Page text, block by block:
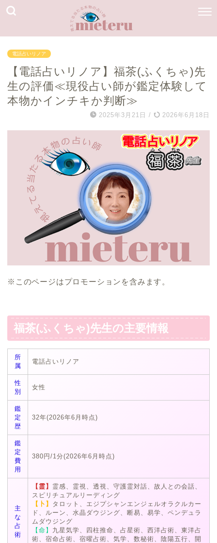
電話占いリノア
【電話占いリノア】福茶(ふくちゃ)先
生の評価≪現役占い師が鑑定体験して
本物かインチキか判断≫
2025年3月21日 / 2026年6月18日
※このページはプロモーションを含みます。
福茶(ふくちゃ)先生の主要情報
所
属
電話占いリノア
性
別
女性
鑑
定
歴
32年(2026年6月時点)
鑑
定
費
用
380円/1分(2026年6月時点)
主
な
占
術
【霊】 霊感、霊視、透視、守護霊対話、故人との会話、
スピリチュアルリーディング
【卜】
タロット、エジプシャンエンジェルオラクルカー
ド、ルーン、水晶ダウジング、断易、易学、ペンデュラ
ムダウジング
【命】 九星気学、四柱推命、占星術、西洋占術、東洋占
術、宿命占術、宿曜占術、気学、数秘術、陰陽五行、開